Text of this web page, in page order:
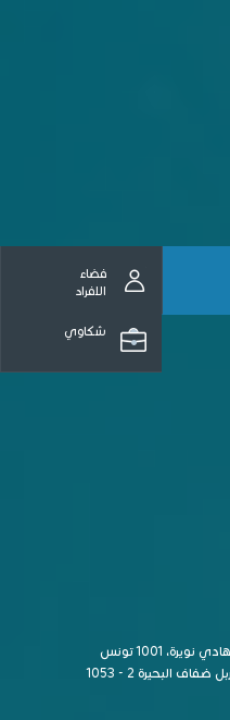
فضاء
الافراد
شكاوي
مقر البحيرة 2 : نهج ورقة الاربل ضفاف البحيرة 2 - 1053